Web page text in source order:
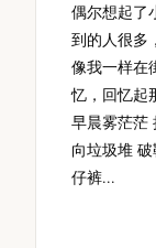
偶尔想起了
到的人很多
像我一样在
忆，回忆起
早晨雾茫茫
向垃圾堆
仔裤...